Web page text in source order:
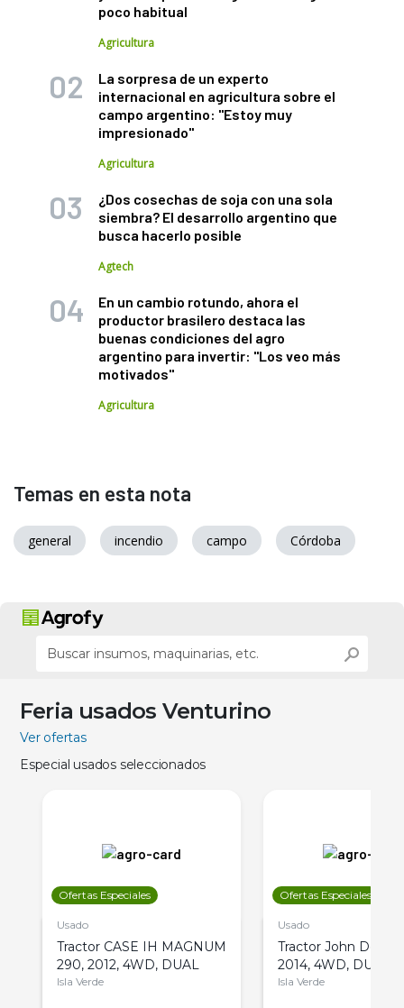
poco habitual
Agricultura
La sorpresa de un experto
internacional en agricultura sobre el
campo argentino: "Estoy muy
impresionado"
Agricultura
¿Dos cosechas de soja con una sola
siembra? El desarrollo argentino que
busca hacerlo posible
Agtech
En un cambio rotundo, ahora el
productor brasilero destaca las
buenas condiciones del agro
argentino para invertir: "Los veo más
motivados"
Agricultura
Temas en esta nota
general incendio campo Córdoba
Feria usados Venturino
Ver ofertas
Especial usados seleccionados
Ofertas Especiales
Usado
Tractor CASE IH MAGNUM
290, 2012, 4WD, DUAL
Isla Verde
Ofertas Especiales
Usado
Tractor John Deere
2014, 4WD, DUAL
Isla Verde